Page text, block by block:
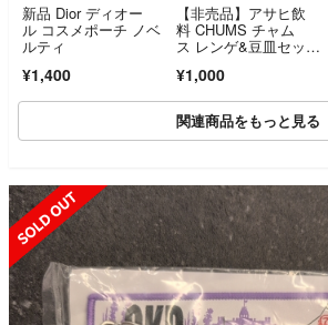
新品 Dior ディオー
ル コスメポーチ ノベ
ルティ
¥1,400
【非売品】アサヒ飲
料 CHUMS チャム
ス レンゲ&豆皿セット
¥1,000
関連商品をもっと見る
SOLD OUT